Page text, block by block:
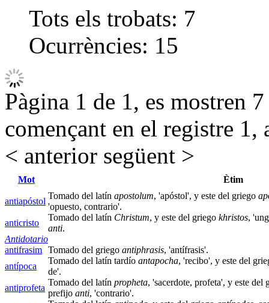
Tots els trobats: 7
Ocurrències: 15
Pàgina 1 de 1, es mostren
començant en el registre 1,
< anterior següent >
Mot Ètim
antiapóstol
Tomado del latín apostolum, 'apóstol', y este del griego
'opuesto, contrario'.
anticristo
Tomado del latín Christum, y este del griego khristos,
anti.
Antidotario
antifrasim Tomado del griego antiphrasis, 'antífrasis'.
antípoca
Tomado del latín tardío antapocha, 'recibo', y este del
de'.
antiprofeta
Tomado del latín propheta, 'sacerdote, profeta', y este del
prefijo anti, 'contrario'.